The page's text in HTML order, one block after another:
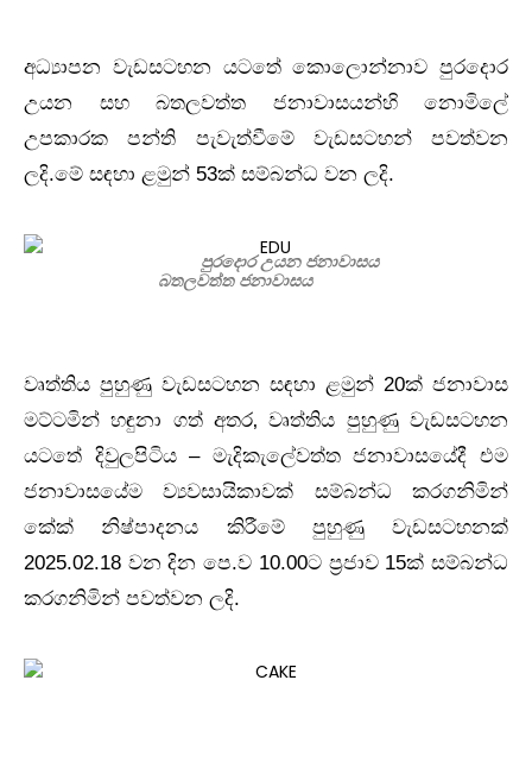
අධ්‍යාපන වැඩසටහන යටතේ කොලොන්නාව පුරදොර
උයන සහ බතලවත්ත ජනාවාසයන්හි නොමිලේ
උපකාරක පන්ති පැවැත්වීමේ වැඩසටහන් පවත්වන
ලදි.මේ සඳහා ළමුන් 53ක් සම්බන්ධ වන ලදි.
බතලවත්ත ජනාවාසය
පුරදොර උයන ජනාවාසය
වෘත්තිය පුහුණු වැඩසටහන සඳහා ළමුන් 20ක් ජනාවාස
මට්ටමින් හඳුනා ගත් අතර‚ වෘත්තිය පුහුණු වැඩසටහන
යටතේ දිවුලපිටිය – මැදිකැලේවත්ත ජනාවාසයේදී එම
ජනාවාසයේම ව්‍යවසායිකාවක් සම්බන්ධ කරගනිමින්
කේක් නිෂ්පාදනය කිරීමේ පුහුණු වැඩසටහනක්
2025.02.18 වන දින පෙ.ව 10.00ට ප්‍රජාව 15ක් සම්බන්ධ
කරගනිමින් පවත්වන ලදි.